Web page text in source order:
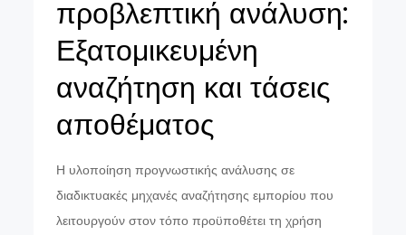
προβλεπτική ανάλυση:
Εξατομικευμένη
αναζήτηση και τάσεις
αποθέματος
Η υλοποίηση προγνωστικής ανάλυσης σε
διαδικτυακές μηχανές αναζήτησης εμπορίου που
λειτουργούν στον τόπο προϋποθέτει τη χρήση